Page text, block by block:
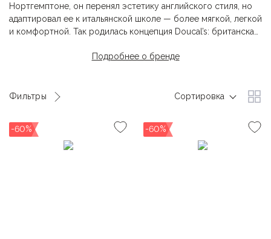
Нортгемптоне, он перенял эстетику английского стиля, но
адаптировал ее к итальянской школе — более мягкой, легкой
и комфортной. Так родилась концепция Doucal’s: британская
между традициями ручного производства и современными
элегантность и комфорт равнозначны. Обувь
изготавливается в Италии с особым вниманием к
материалам, посадке и деталям.
Подробнее о бренде
Фильтры Сортировка
-60% -60%